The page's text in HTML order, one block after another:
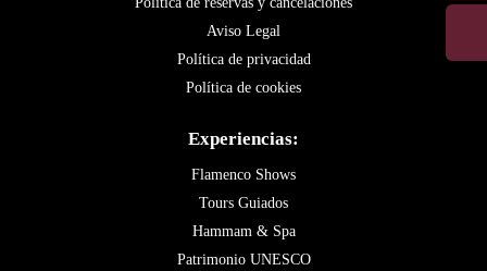
Aviso Legal
Política de privacidad
Política de cookies
Experiencias:
Flamenco Shows
Tours Guiados
Hammam & Spa
Patrimonio UNESCO